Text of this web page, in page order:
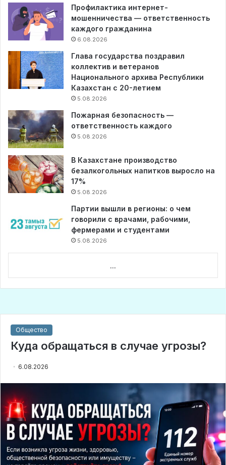
Профилактика интернет-
мошенничества — ответственность
каждого гражданина
6.08.2026
Глава государства поздравил
коллектив и ветеранов
Национального архива Республики
Казахстан с 20-летием
5.08.2026
Пожарная безопасность —
ответственность каждого
5.08.2026
В Казахстане производство
безалкогольных напитков выросло на
17%
5.08.2026
Партии вышли в регионы: о чем
говорили с врачами, рабочими,
фермерами и студентами
5.08.2026
...